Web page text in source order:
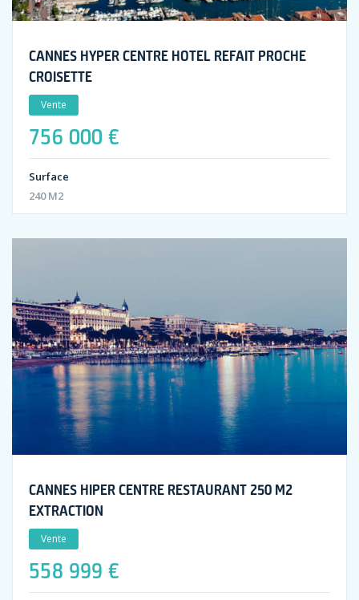
CANNES HYPER CENTRE HOTEL REFAIT PROCHE
CROISETTE
Vente
756 000 €
Surface
240 M2
CANNES HIPER CENTRE RESTAURANT 250 M2
EXTRACTION
Vente
558 999 €